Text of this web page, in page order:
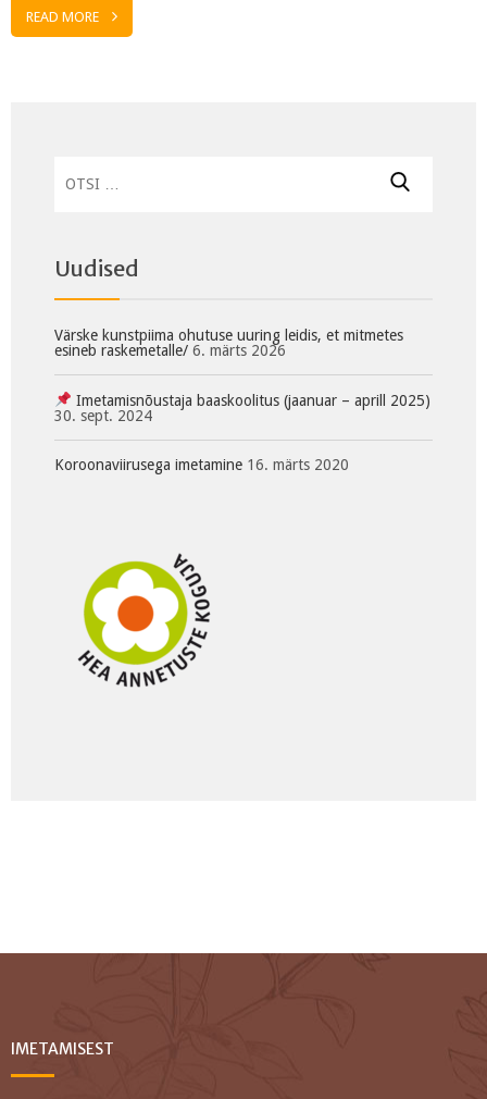
READ MORE
Uudised
Värske kunstpiima ohutuse uuring leidis, et mitmetes
esineb raskemetalle/ 6. märts 2026
Imetamisnõustaja baaskoolitus (jaanuar – aprill 2025)
30. sept. 2024
Koroonaviirusega imetamine 16. märts 2020
IMETAMISEST